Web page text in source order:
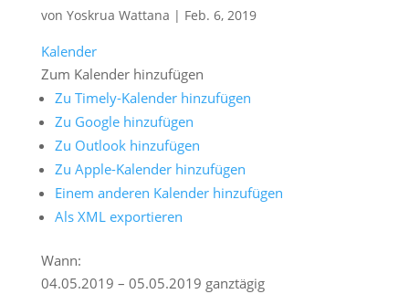
von Yoskrua Wattana | Feb. 6, 2019
Kalender
Zum Kalender hinzufügen
Zu Timely-Kalender hinzufügen
Zu Google hinzufügen
Zu Outlook hinzufügen
Zu Apple-Kalender hinzufügen
Einem anderen Kalender hinzufügen
Als XML exportieren
Wann:
04.05.2019 – 05.05.2019 ganztägig